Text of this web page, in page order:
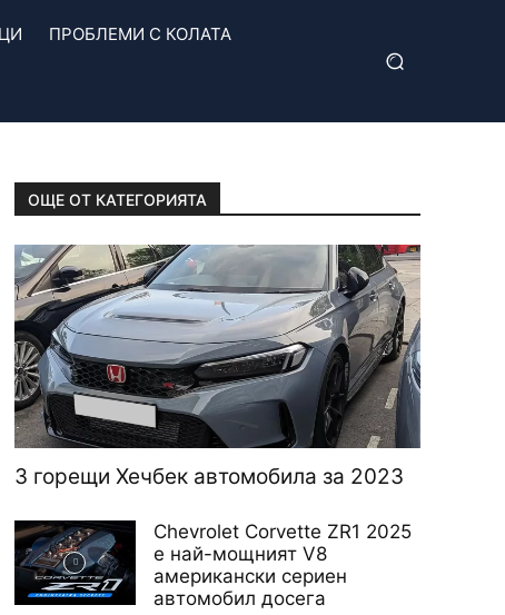
ПРОБЛЕМИ С КОЛАТА
ОЩЕ ОТ КАТЕГОРИЯТА
3 горещи Хечбек автомобила за 2023
Chevrolet Corvette ZR1 2025
е най-мощният V8
американски сериен
автомобил досега